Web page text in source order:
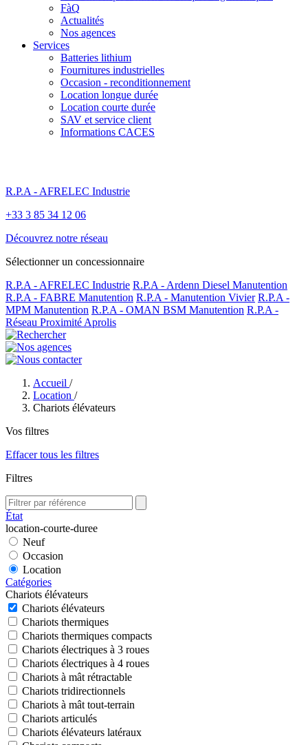
FàQ
Actualités
Nos agences
Services
Batteries lithium
Fournitures industrielles
Occasion - reconditionnement
Location longue durée
Location courte durée
SAV et service client
Informations CACES
R.P.A - AFRELEC Industrie
+33 3 85 34 12 06
Découvrez notre réseau
Sélectionner un concessionnaire
R.P.A - AFRELEC Industrie R.P.A - Ardenn Diesel Manutention
R.P.A - FABRE Manutention R.P.A - Manutention Vivier R.P.A -
MPM Manutention R.P.A - OMAN BSM Manutention R.P.A -
Réseau Proximité Aprolis
Accueil /
Location /
Chariots élévateurs
Vos filtres
Effacer tous les filtres
Filtres
État
location-courte-duree
Neuf
Occasion
Location
Catégories
Chariots élévateurs
Chariots élévateurs
Chariots thermiques
Chariots thermiques compacts
Chariots électriques à 3 roues
Chariots électriques à 4 roues
Chariots à mât rétractable
Chariots tridirectionnels
Chariots à mât tout-terrain
Chariots articulés
Chariots élévateurs latéraux